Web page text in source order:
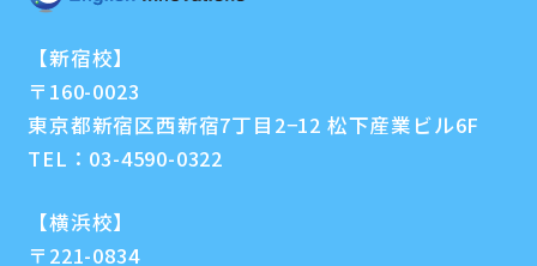
【新宿校】
〒160-0023
東京都新宿区西新宿7丁目2−12 松下産業ビル6F
TEL： 03-4590-0322
【横浜校】
〒221-0834